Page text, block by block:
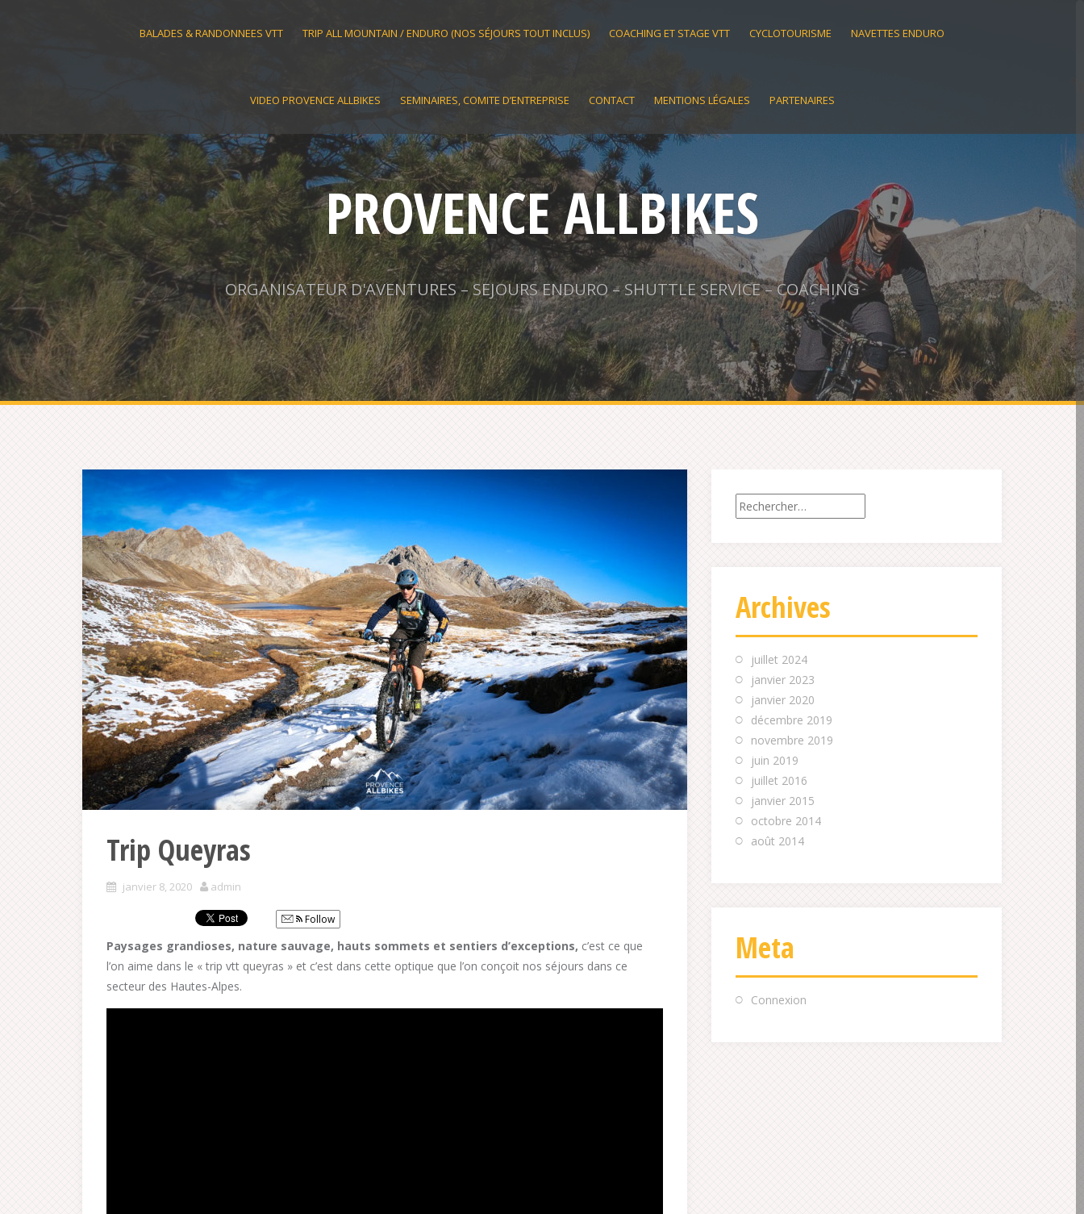
BALADES & RANDONNEES VTT TRIP ALL MOUNTAIN / ENDURO (NOS SÉJOURS TOUT INCLUS) COACHING ET STAGE VTT CYCLOTOURISME NAVETTES ENDURO
VIDEO PROVENCE ALLBIKES SEMINAIRES, COMITE D’ENTREPRISE CONTACT MENTIONS LÉGALES PARTENAIRES
PROVENCE ALLBIKES
ORGANISATEUR D'AVENTURES – SEJOURS ENDURO – SHUTTLE SERVICE – COACHING
Trip Queyras
janvier 8, 2020 admin
Follow
Paysages grandioses, nature sauvage, hauts sommets et sentiers d’exceptions, c’est ce que
l’on aime dans le « trip vtt queyras » et c’est dans cette optique que l’on conçoit nos séjours dans ce
secteur des Hautes-Alpes.
Rechercher :
Archives
juillet 2024
janvier 2023
janvier 2020
décembre 2019
novembre 2019
juin 2019
juillet 2016
janvier 2015
octobre 2014
août 2014
Meta
Connexion